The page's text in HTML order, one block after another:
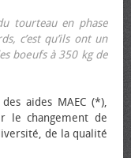
tourteau en phase
c’est qu’ils ont un
bœufs à 350 kg de
aides MAEC (*),
le changement de
de la qualité